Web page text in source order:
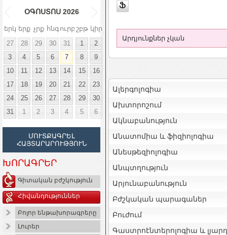
ՕԳՈՍՏՈՍ 2026
երկ երք չրք հնգուրբ շբթ կիր
27
28 29 30 31 1
2
3
4 5 6 7 8
9
10
11 12 13 14 15
16
17
18 19 20 21 22
23
24
25 26 27 28 29
30
31
1 2 3 4 5 6
ՄՈՒՏՔԱԳՐԵԼ
ՀԱՅՏԱՐԱՐՈՒԹՅՈՒՆ
ԽՈՐԱԳՐԵՐ
Գիտական բժշկություն
Հիվանդություններ
Բոլոր ենթախորագրերը
Լուրեր
Ֆ
Արդյունքներ չկան
Ալերգոլոգիա
Ախտորոշում
Ակնաբանություն
Անատոմիա և ֆիզիոլոգիա
Անեսթեզիոլոգիա
Անպտղություն
Արյունաբանություն
Բժշկական պարագաներ
Բուժում
Գաստրոէնտերոլոգիա և